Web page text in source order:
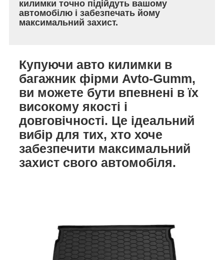
килимки точно підійдуть вашому
автомобілю і забезпечать йому
максимальний захист.
Купуючи авто килимки в
багажник фірми Avto-Gumm,
ви можете бути впевнені в їх
високому якості і
довговічності. Це ідеальний
вибір для тих, хто хоче
забезпечити максимальний
захист свого автомобіля.